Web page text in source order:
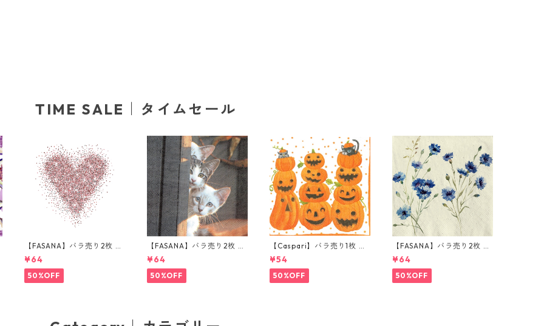
TIME SALE｜タイムセール
【FASANA】バラ売り2枚 ラ
ンチサイズ ペーパーナプキ
ン Glitter love ホワイト
¥64
50%OFF
【FASANA】バラ売り2枚 ラ
ンチサイズ ペーパーナプキ
ン Three Friends グレー
¥64
50%OFF
【Caspari】バラ売り1枚 ラ
ンチサイズ ペーパーナプキ
ン JACK O'LANTERNS ホワ
イト
¥54
50%OFF
【FASANA】バラ売り2枚 ラ
ンチサイズ ペーパーナプキ
ン Cornflower ナチュラル
¥64
50%OFF